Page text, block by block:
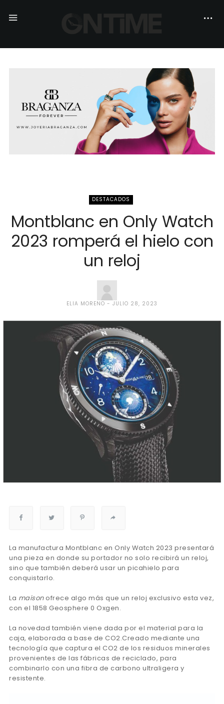
DESTACADOS
Montblanc en Only Watch
2023 romperá el hielo con
un reloj
ELIA MORENO JULIO 28, 2023
La manufactura Montblanc en Only Watch 2023 presentará
una pieza en donde su portador no solo recibirá un reloj,
sino que también deberá usar un picahielo para
conquistarlo.
La maisonofrece algo más que un reloj exclusivo esta vez,
con el 1858 Geosphere 0 Oxgen.
La novedad también viene dada por el material para la
caja, elaborada a base de CO2.Creado mediante una
tecnología que captura el CO2 de los residuos minerales
provenientes de las fábricas de reciclado, para
combinarlo con una fibra de carbono ultraligera y
resistente.